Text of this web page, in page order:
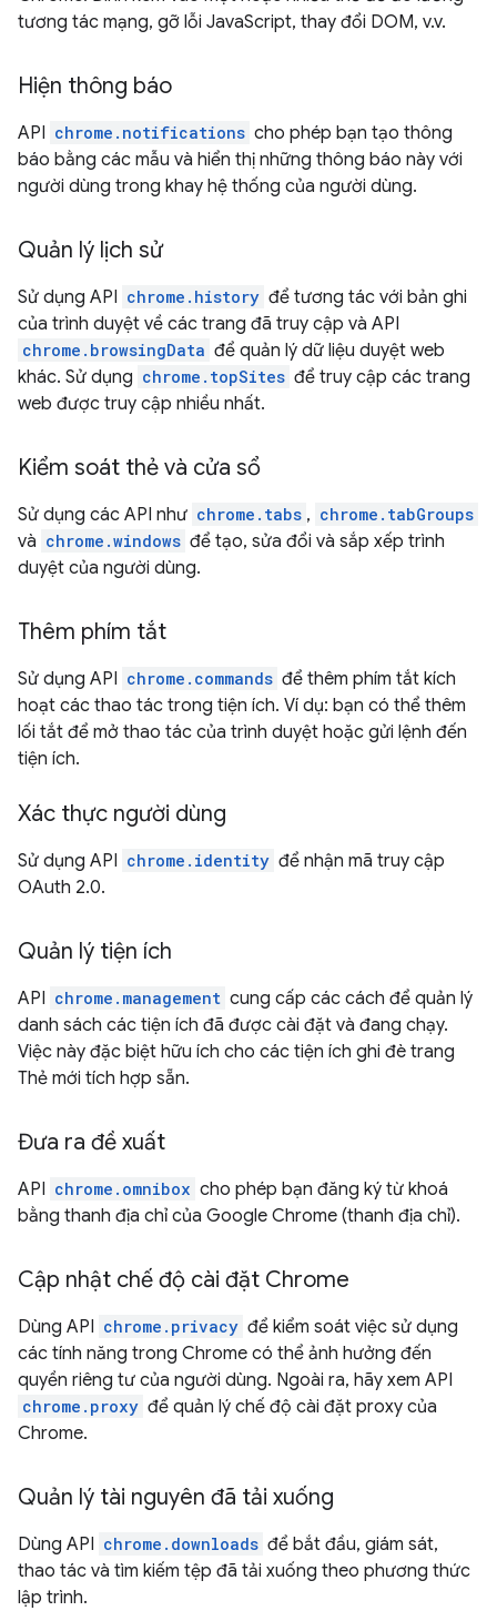
tương tác mạng, gỡ lỗi JavaScript, thay đổi DOM, v.v.
Hiện thông báo
API chrome.notifications cho phép bạn tạo thông
báo bằng các mẫu và hiển thị những thông báo này với
người dùng trong khay hệ thống của người dùng.
Quản lý lịch sử
Sử dụng API chrome.history để tương tác với bản ghi
của trình duyệt về các trang đã truy cập và API
chrome.browsingData để quản lý dữ liệu duyệt web
khác. Sử dụng chrome.topSites để truy cập các trang
web được truy cập nhiều nhất.
Kiểm soát thẻ và cửa sổ
Sử dụng các API như chrome.tabs , chrome.tabGroups
và chrome.windows để tạo, sửa đổi và sắp xếp trình
duyệt của người dùng.
Thêm phím tắt
Sử dụng API chrome.commands để thêm phím tắt kích
hoạt các thao tác trong tiện ích. Ví dụ: bạn có thể thêm
lối tắt để mở thao tác của trình duyệt hoặc gửi lệnh đến
tiện ích.
Xác thực người dùng
Sử dụng API chrome.identity để nhận mã truy cập
OAuth 2.0.
Quản lý tiện ích
API chrome.management cung cấp các cách để quản lý
danh sách các tiện ích đã được cài đặt và đang chạy.
Việc này đặc biệt hữu ích cho các tiện ích ghi đè trang
Thẻ mới tích hợp sẵn.
Đưa ra đề xuất
API chrome.omnibox cho phép bạn đăng ký từ khoá
bằng thanh địa chỉ của Google Chrome (thanh địa chỉ).
Cập nhật chế độ cài đặt Chrome
Dùng API chrome.privacy để kiểm soát việc sử dụng
các tính năng trong Chrome có thể ảnh hưởng đến
quyền riêng tư của người dùng. Ngoài ra, hãy xem API
chrome.proxy để quản lý chế độ cài đặt proxy của
Chrome.
Quản lý tài nguyên đã tải xuống
Dùng API chrome.downloads để bắt đầu, giám sát,
thao tác và tìm kiếm tệp đã tải xuống theo phương thức
lập trình.